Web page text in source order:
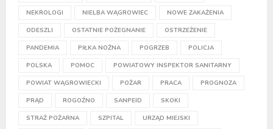
NEKROLOGI NIELBA WĄGROWIEC NOWE ZAKAŻENIA
ODESZLI OSTATNIE POŻEGNANIE OSTRZEŻENIE
PANDEMIA PIŁKA NOŻNA POGRZEB POLICJA
POLSKA POMOC POWIATOWY INSPEKTOR SANITARNY
POWIAT WĄGROWIECKI POŻAR PRACA PROGNOZA
PRĄD ROGOŹNO SANPEID SKOKI
STRAŻ POŻARNA SZPITAL URZĄD MIEJSKI